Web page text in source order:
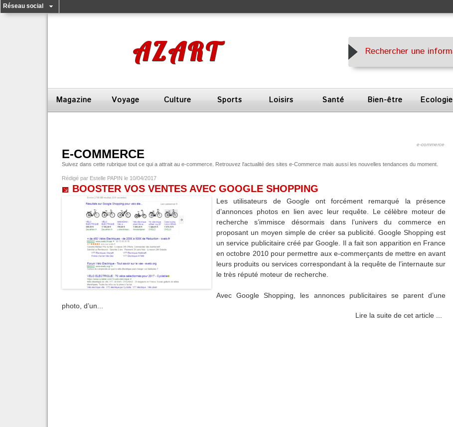
Réseau social
AZART
Magazine Voyage Culture Sports Loisirs Santé Bien-être Ecologie
e-commerce
E-COMMERCE
Suivez dans cette rubrique tout ce qui a attrait au e-commerce. Retrouvez l'actualité des sites e-Commerce mais aussi les nouvelles tendances du moment.
Rédigé par Estelle PAPIN le 10/04/2017
BOOSTER VOS VENTES AVEC GOOGLE SHOPPING
Les utilisateurs de Google ont forcément remarqué la présence
d’annonces photos en lien avec leur requête. Le célèbre moteur de
recherche s’immisce désormais dans l’univers du commerce en
proposant un moyen simple de créer sa publicité. Google Shopping est
un service publicitaire créé par Google. Il a fait son apparition en France
en octobre 2010 pour permettre aux e-commerçants de mettre en avant
leurs produits ou services correspondant à la requête de l’internaute sur
le très réputé moteur de recherche.
Avec Google Shopping, les annonces publicitaires se parent d’une
photo, d’un...
Lire la suite de cet article ...